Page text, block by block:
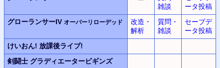
雑談
ータ投稿
グローランサーIV オーバーリローデッド
改造・
解析
質問・
雑談
セーブデ
ータ投稿
けいおん! 放課後ライブ!
剣闘士 グラディエータービギンズ